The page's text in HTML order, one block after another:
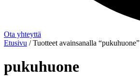
Ota yhteyttä
Etusivu / Tuotteet avainsanalla “pukuhuone”
pukuhuone